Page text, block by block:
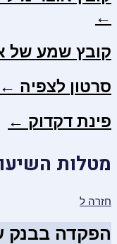
←
קובץ שמע של
סרטון לצפיה ←
פינת דקדוק ←
מטלות
חזרה ל
הפקדה בבנק